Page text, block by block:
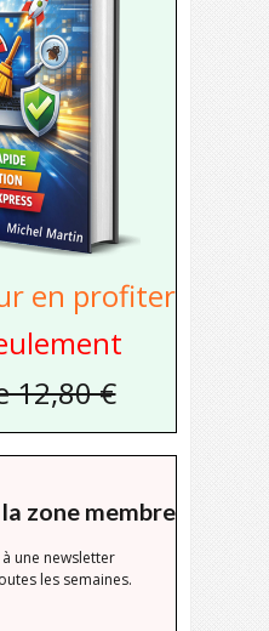
en profiter
12,80 €
zone membre
une newsletter
les semaines.